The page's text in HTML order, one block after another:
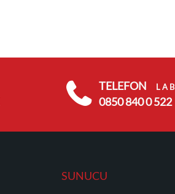
TELEFON L A B
0850 840 0 522
SUNUCU